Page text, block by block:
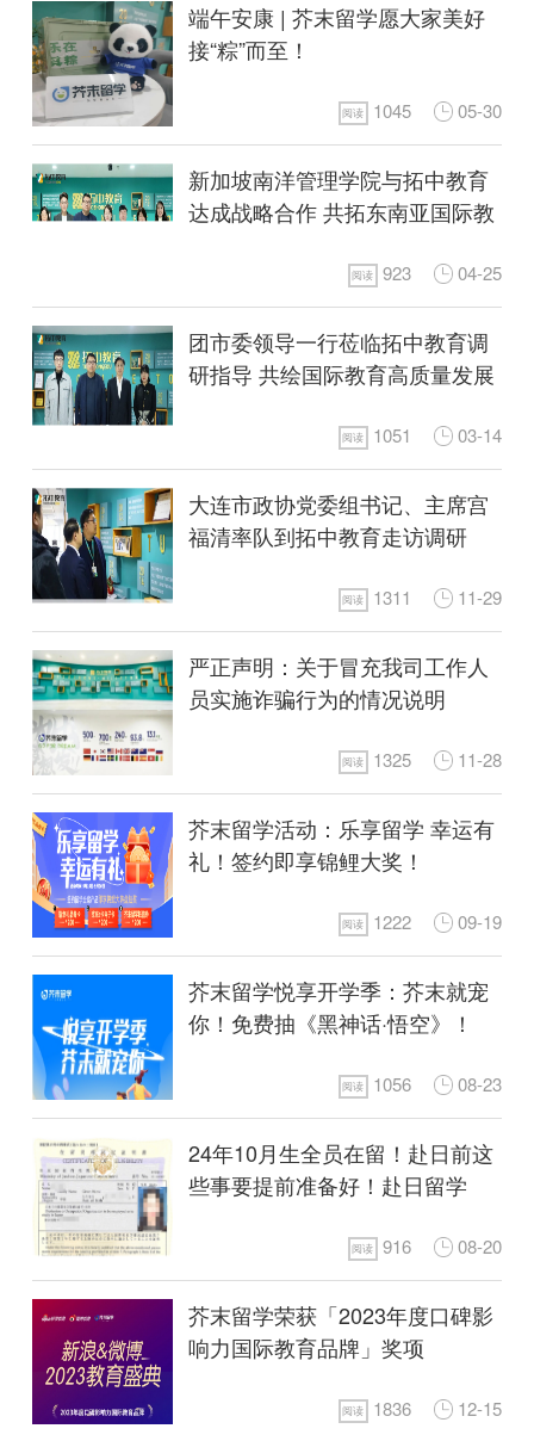
端午安康 | 芥末留学愿大家美好
接“粽”而至！
阅读 1045 05-30
新加坡南洋管理学院与拓中教育
达成战略合作 共拓东南亚国际教
阅读 923 04-25
团市委领导一行莅临拓中教育调
研指导 共绘国际教育高质量发展
阅读 1051 03-14
大连市政协党委组书记、主席宫
福清率队到拓中教育走访调研
阅读 1311 11-29
严正声明：关于冒充我司工作人
员实施诈骗行为的情况说明
阅读 1325 11-28
芥末留学活动：乐享留学 幸运有
礼！签约即享锦鲤大奖！
阅读 1222 09-19
芥末留学悦享开学季：芥末就宠
你！免费抽《黑神话·悟空》！
阅读 1056 08-23
24年10月生全员在留！赴日前这
些事要提前准备好！赴日留学
阅读 916 08-20
芥末留学荣获「2023年度口碑影
响力国际教育品牌」奖项
阅读 1836 12-15